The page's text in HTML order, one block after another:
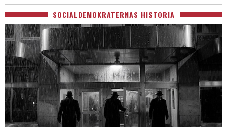
SOCIALDEMOKRATERNAS HISTORIA